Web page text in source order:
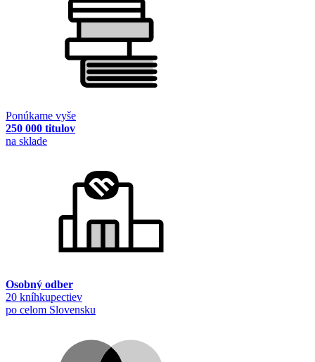
Ponúkame vyše
250 000 titulov
na sklade
Osobný odber
20 kníhkupectiev
po celom Slovensku